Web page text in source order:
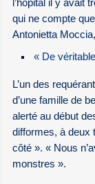
l’hôpital il y avait
qui ne compte
Antonietta
« De
L’un des
d’une famille de
alerté au début
difformes, à deux
côté ». « Nous
monstres ».